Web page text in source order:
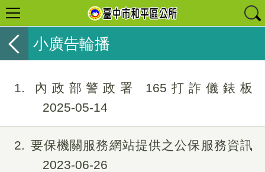
小廣告輪播
1
內政部警政署 165打詐儀錶板
2025-05-14
2
要保機關服務網站提供之公保服務資訊
2023-06-26